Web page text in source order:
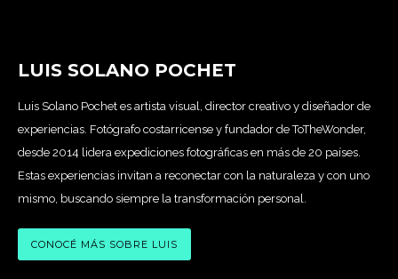
LUIS SOLANO POCHET
Luis Solano Pochet es artista visual, director creativo y diseñador de
experiencias. Fotógrafo costarricense y fundador de ToTheWonder,
desde 2014 lidera expediciones fotográficas en más de 20 países.
Estas experiencias invitan a reconectar con la naturaleza y con uno
mismo, buscando siempre la transformación personal.
CONOCÉ MÁS SOBRE LUIS